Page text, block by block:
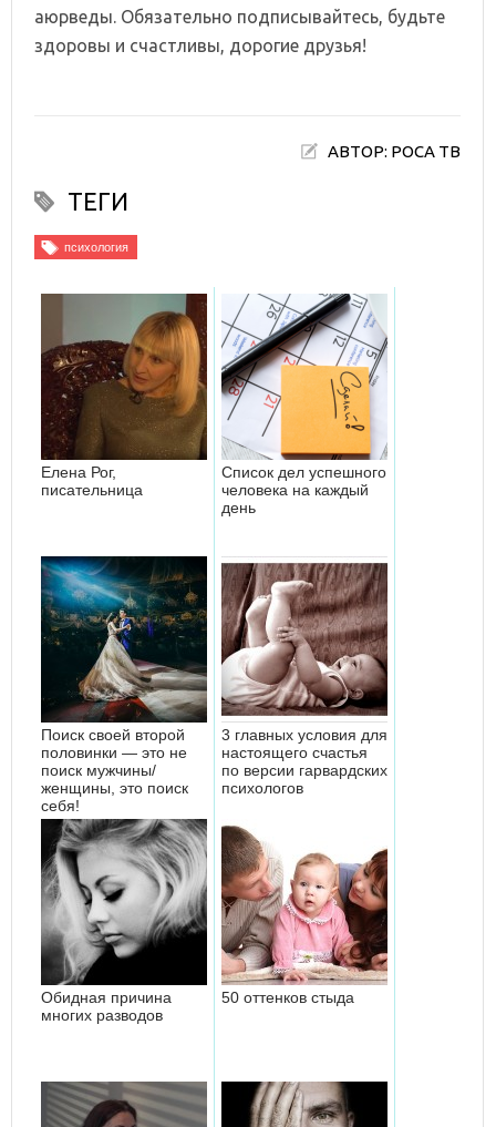
аюрведы. Обязательно подписывайтесь, будьте
здоровы и счастливы, дорогие друзья!
АВТОР: РОСА ТВ
ТЕГИ
психология
Елена Рог,
писательница
Список дел успешного
человека на каждый
день
Поиск своей второй
половинки — это не
поиск мужчины/
женщины, это поиск
себя!
3 главных условия для
настоящего счастья
по версии гарвардских
психологов
Обидная причина
многих разводов
50 оттенков стыда